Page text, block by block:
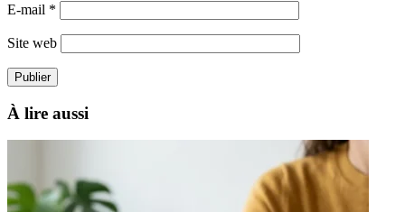
E-mail *
Site web
À lire aussi